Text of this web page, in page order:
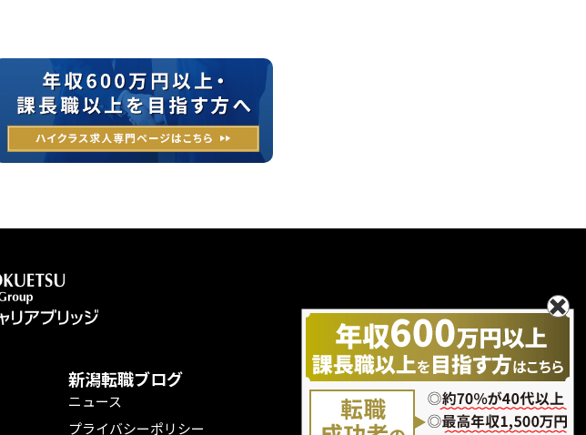
新潟転職ブログ
ニュース
プライバシーポリシー
無料エントリー
お問い合わせ